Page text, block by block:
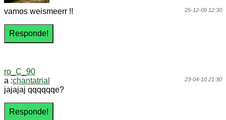
25-12-09 12:30
vamos weismeerr !!
ro_C_90
23-04-10 21:30
a :chantatrial
jajajaj qqqqqqe?